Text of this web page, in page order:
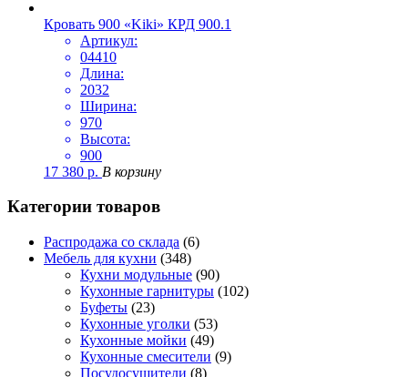
Кровать 900 «Kiki» КРД 900.1
Артикул:
04410
Длина:
2032
Ширина:
970
Высота:
900
17 380 р. В корзину
Категории товаров
Распродажа со склада (6)
Мебель для кухни (348)
Кухни модульные (90)
Кухонные гарнитуры (102)
Буфеты (23)
Кухонные уголки (53)
Кухонные мойки (49)
Кухонные смесители (9)
Посудосушители (8)